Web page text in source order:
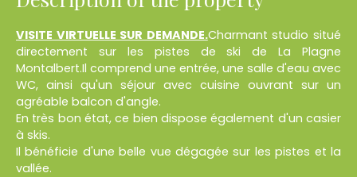
VISITE VIRTUELLE SUR DEMANDE.Charmant studio situé
directement sur les pistes de ski de La Plagne
Montalbert.Il comprend une entrée, une salle d'eau avec
WC, ainsi qu'un séjour avec cuisine ouvrant sur un
agréable balcon d'angle.
En très bon état, ce bien dispose également d'un casier
à skis.
Il bénéficie d'une belle vue dégagée sur les pistes et la
vallée.